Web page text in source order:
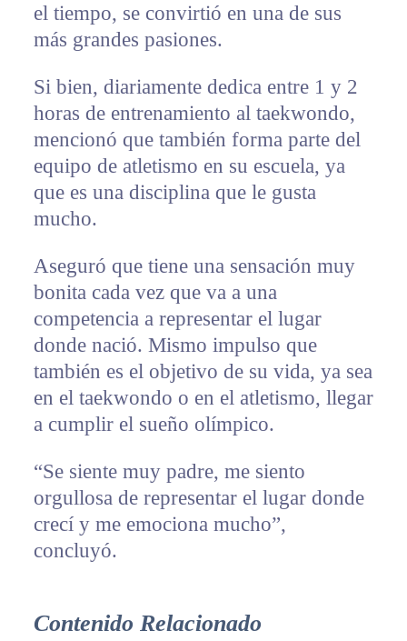
el tiempo, se convirtió en una de sus
más grandes pasiones.
Si bien, diariamente dedica entre 1 y 2
horas de entrenamiento al taekwondo,
mencionó que también forma parte del
equipo de atletismo en su escuela, ya
que es una disciplina que le gusta
mucho.
Aseguró que tiene una sensación muy
bonita cada vez que va a una
competencia a representar el lugar
donde nació. Mismo impulso que
también es el objetivo de su vida, ya sea
en el taekwondo o en el atletismo, llegar
a cumplir el sueño olímpico.
“Se siente muy padre, me siento
orgullosa de representar el lugar donde
crecí y me emociona mucho”,
concluyó.
Contenido Relacionado